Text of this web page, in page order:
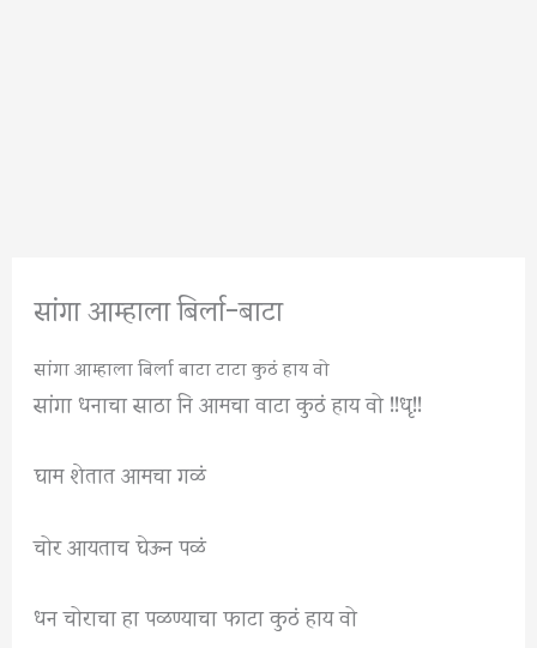
सांगा आम्हाला बिर्ला-बाटा
सांगा आम्हाला बिर्ला बाटा टाटा कुठं हाय वो
सांगा धनाचा साठा नि आमचा वाटा कुठं हाय वो !!धृ!!
घाम शेतात आमचा गळं
चोर आयताच घेऊन पळं
धन चोराचा हा पळण्याचा फाटा कुठं हाय वो